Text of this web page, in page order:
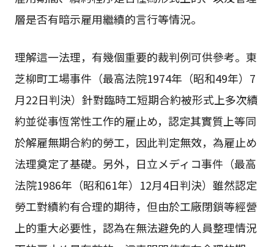
層是否有暗示雇用繼續的言行等情況。
理解這一法理，有幾個重要的裁判例可供參考。東
芝柳町工場事件（最高法院1974年（昭和49年）7
月22日判決）針對臨時工短期合約被形式上多次續
約並從事恆常性工作的雇止め，認定其實質上等同
於解雇無期合約的勞工，因此判定無效，為雇止め
法理奠定了基礎。另外，日立メディコ事件（最高
法院1986年（昭和61年）12月4日判決）雖然認定
勞工對續約有合理的期待，但由於工廠閉鎖等經營
上的重大必要性，認為在無法避免的人員整理情況